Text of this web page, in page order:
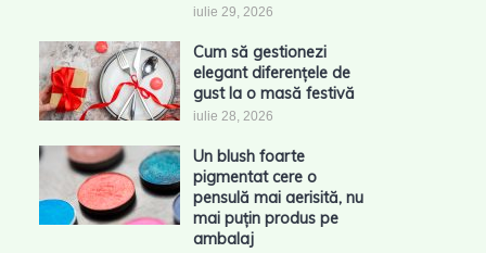
iulie 29, 2026
Cum să gestionezi
elegant diferențele de
gust la o masă festivă
iulie 28, 2026
Un blush foarte
pigmentat cere o
pensulă mai aerisită, nu
mai puțin produs pe
ambalaj